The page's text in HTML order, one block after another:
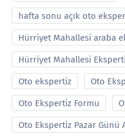
hafta sonu açık oto
Hürriyet Mahallesi araba
Hürriyet Mahallesi
Oto ekspertiz Oto
Oto Ekspertiz Formu
Oto Ekspertiz Pazar Günü